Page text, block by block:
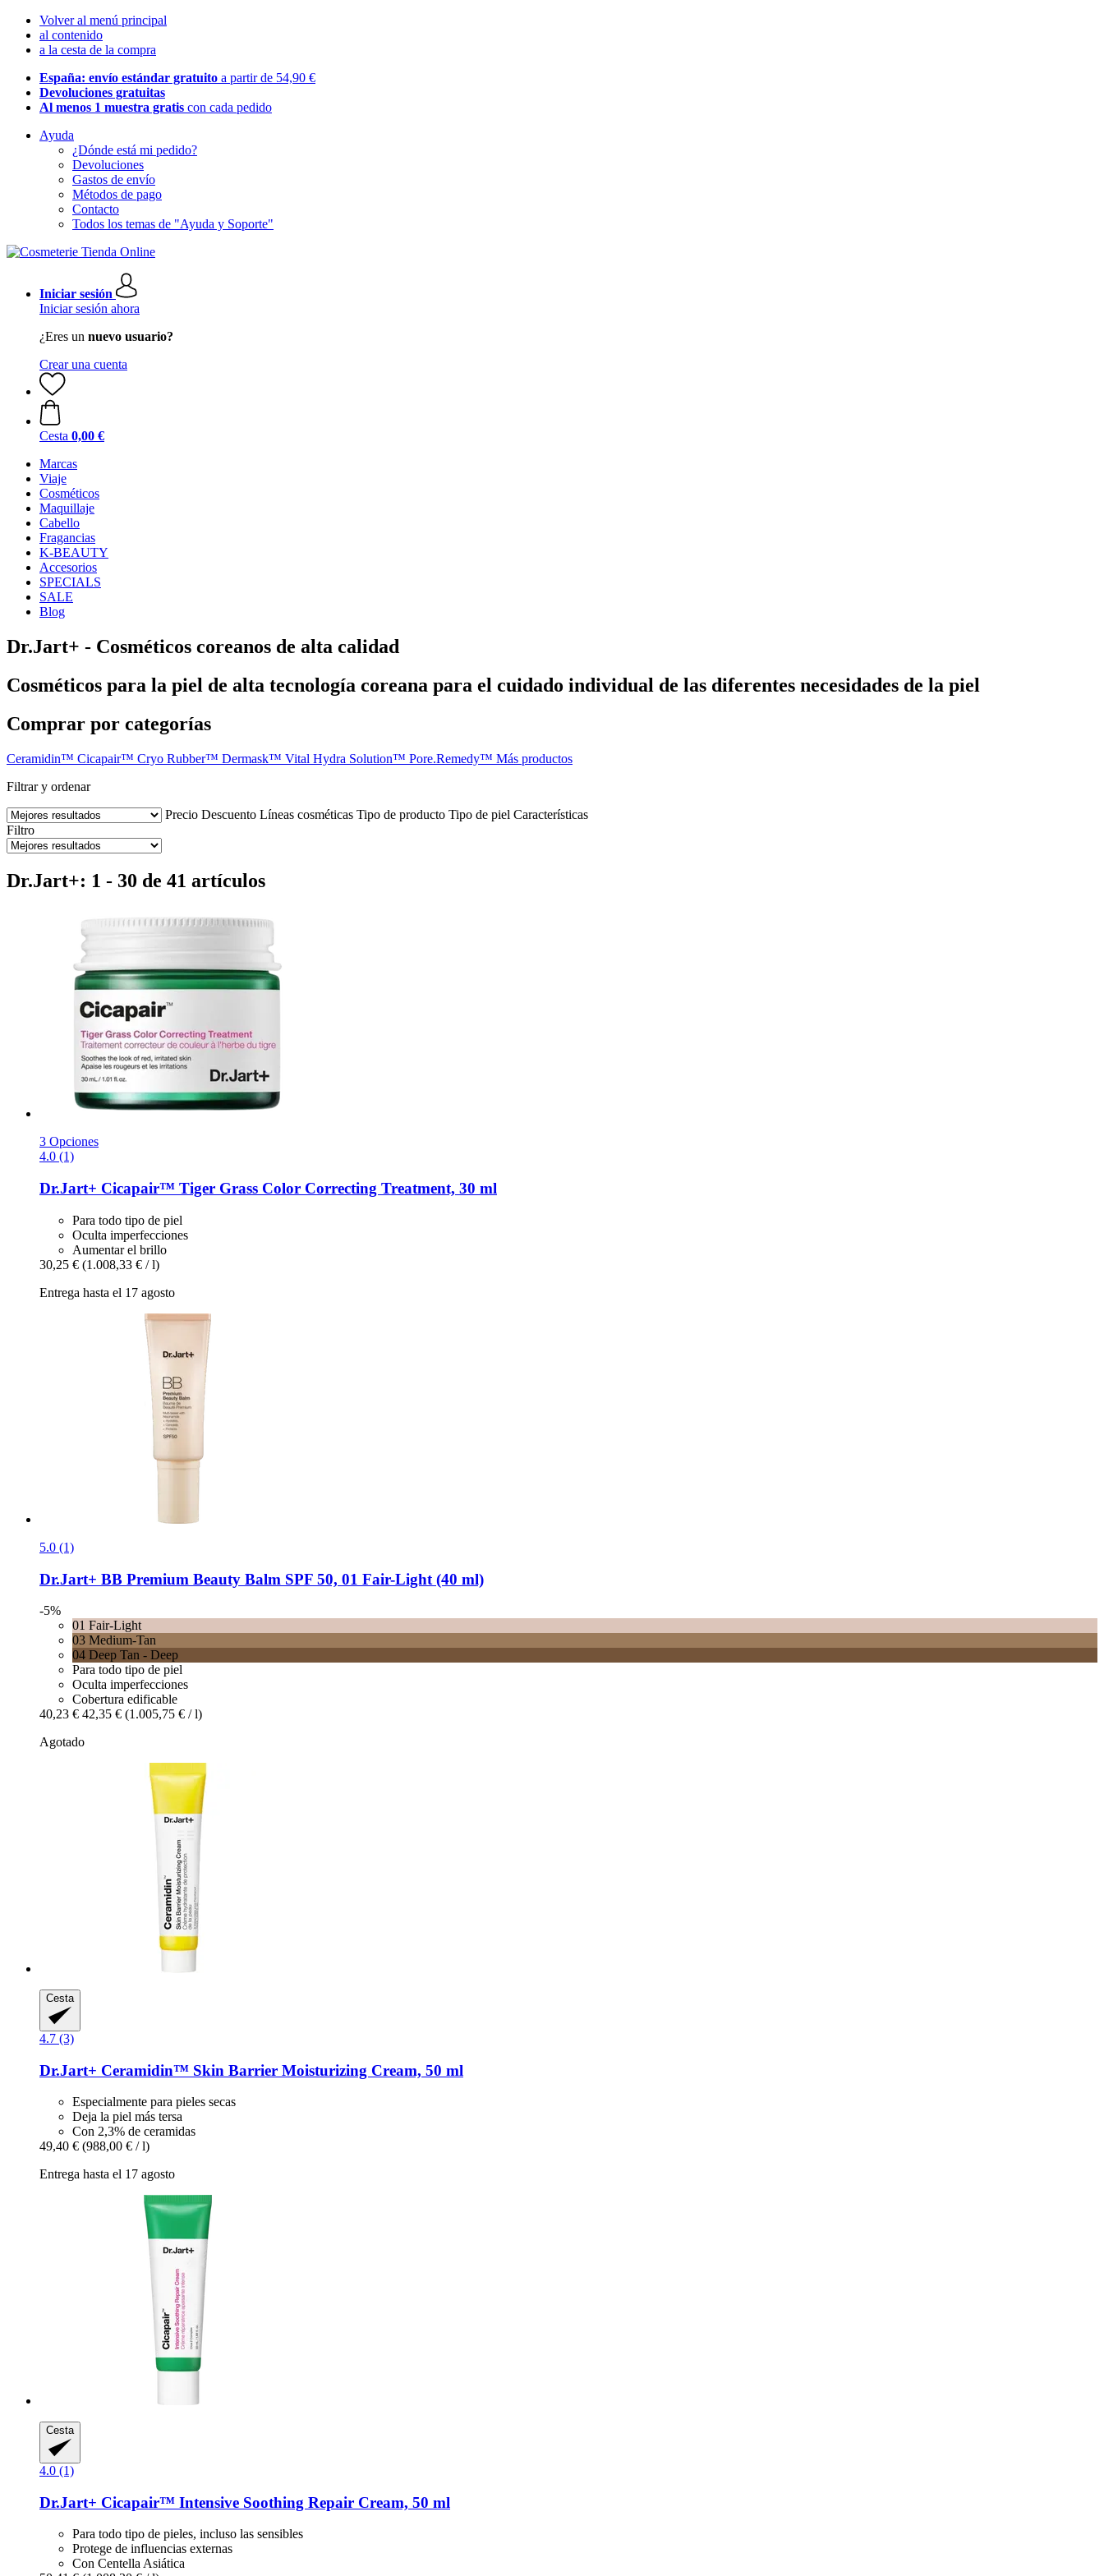
Volver al menú principal
al contenido
a la cesta de la compra
España: envío estándar gratuito a partir de 54,90 €
Devoluciones gratuitas
Al menos 1 muestra gratis con cada pedido
Ayuda
¿Dónde está mi pedido?
Devoluciones
Gastos de envío
Métodos de pago
Contacto
Todos los temas de "Ayuda y Soporte"
Iniciar sesión
Iniciar sesión ahora
¿Eres un nuevo usuario?
Crear una cuenta
Cesta 0,00 €
Marcas
Viaje
Cosméticos
Maquillaje
Cabello
Fragancias
K-BEAUTY
Accesorios
SPECIALS
SALE
Blog
Dr.Jart+ - Cosméticos coreanos de alta calidad
Cosméticos para la piel de alta tecnología coreana para el cuidado individual de las diferentes necesidades de la piel
Comprar por categorías
Ceramidin™ Cicapair™ Cryo Rubber™ Dermask™ Vital Hydra Solution™ Pore.Remedy™ Más productos
Filtrar y ordenar
Precio Descuento Líneas cosméticas Tipo de producto Tipo de piel Características
Filtro
Dr.Jart+: 1 - 30 de 41 artículos
3 Opciones
4.0 (1)
Dr.Jart+ Cicapair™ Tiger Grass Color Correcting Treatment, 30 ml
Para todo tipo de piel
Oculta imperfecciones
Aumentar el brillo
30,25 € (1.008,33 € / l)
Entrega hasta el 17 agosto
5.0 (1)
Dr.Jart+ BB Premium Beauty Balm SPF 50, 01 Fair-​Light (40 ml)
-5%
01 Fair-Light
03 Medium-Tan
04 Deep Tan - Deep
Para todo tipo de piel
Oculta imperfecciones
Cobertura edificable
40,23 € 42,35 € (1.005,75 € / l)
Agotado
Cesta
4.7 (3)
Dr.Jart+ Ceramidin™ Skin Barrier Moisturizing Cream, 50 ml
Especialmente para pieles secas
Deja la piel más tersa
Con 2,3% de ceramidas
49,40 € (988,00 € / l)
Entrega hasta el 17 agosto
Cesta
4.0 (1)
Dr.Jart+ Cicapair™ Intensive Soothing Repair Cream, 50 ml
Para todo tipo de pieles, incluso las sensibles
Protege de influencias externas
Con Centella Asiática